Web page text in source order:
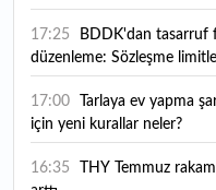
17:25
düzenleme: Sözleşme
yürürlüğe girdi
17:00
için yeni kurallar neler?
16:35